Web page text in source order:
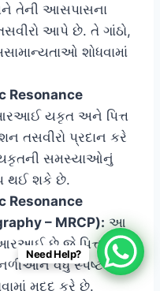
તેની આસપાસના
આપે છે. તે ગાંઠો,
શોધવામાં
યકૃત અને પિત્ત
તસવીરો પ્રદાન કરે
યકૃતની સમસ્યાઓનું
થઈ શકે છે.
Resonance
– MRCP): આ
છે જે પિત્ત
વધુ સ્પષ્ટ રીતે
મદદ કરે છે.
Need Help?